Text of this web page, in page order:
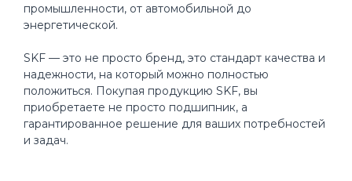
промышленности, от автомобильной до
энергетической.
SKF — это не просто бренд, это стандарт качества и
надежности, на который можно полностью
положиться. Покупая продукцию SKF, вы
приобретаете не просто подшипник, а
гарантированное решение для ваших потребностей
и задач.